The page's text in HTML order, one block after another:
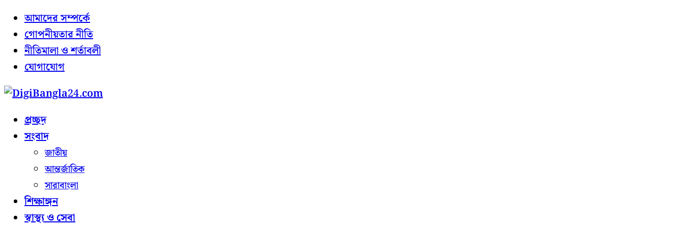
আমাদের সম্পর্কে
গোপনীয়তার নীতি
নীতিমালা ও শর্তাবলী
যোগাযোগ
প্রচ্ছদ
সংবাদ
জাতীয়
আন্তর্জাতিক
সারাবাংলা
শিক্ষাঙ্গন
স্বাস্থ্য ও সেবা